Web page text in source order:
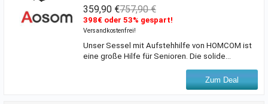
359,90 €757,90 €
398€ oder 53% gespart!
Versandkostenfrei!
Unser Sessel mit Aufstehhilfe von HOMCOM ist
eine große Hilfe für Senioren. Die solide
Sie aus dem Sessel, ohne zu wackeln, und lässt
Sie sanft und leise wieder aufstehen. Mit 8
Zum Deal